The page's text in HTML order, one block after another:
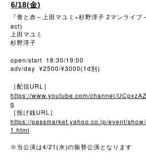
6/18(金)
『青と赤～上田マユミ ×杉野淳子 2 マンライブ
act)
上田マユミ
杉野淳子
open/start 18:30/19:00
adv/day ¥2500/¥3000(1d 別)
［配信URL ］
https://www.youtube.com/channel/
g
［投げ銭URL ］
https://passmarket.yahoo.co.jp/event/
1.html
※ 当公演は4/21 (水)の振替公演となります